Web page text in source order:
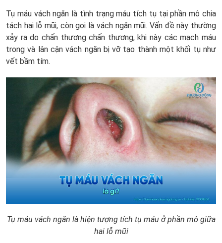
Tụ máu vách ngăn là tình trạng máu tích tụ tại phần mô chia
tách hai lỗ mũi, còn gọi là vách ngăn mũi. Vấn đề này thường
xảy ra do chấn thương chấn thương, khi này các mạch máu
trong và lân cận vách ngăn bị vỡ tạo thành một khối tụ như
vết bầm tím.
Tụ máu vách ngăn là hiện tượng tích tụ máu ở phần mô giữa
hai lỗ mũi